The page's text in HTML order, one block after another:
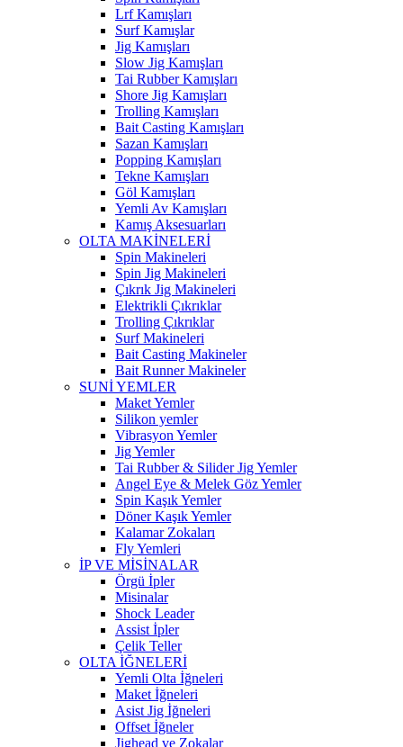
Lrf Kamışları
Surf Kamışlar
Jig Kamışları
Slow Jig Kamışları
Tai Rubber Kamışları
Shore Jig Kamışları
Trolling Kamışları
Bait Casting Kamışları
Sazan Kamışları
Popping Kamışları
Tekne Kamışları
Göl Kamışları
Yemli Av Kamışları
Kamış Aksesuarları
OLTA MAKİNELERİ
Spin Makineleri
Spin Jig Makineleri
Çıkrık Jig Makineleri
Elektrikli Çıkrıklar
Trolling Çıkrıklar
Surf Makineleri
Bait Casting Makineler
Bait Runner Makineler
SUNİ YEMLER
Maket Yemler
Silikon yemler
Vibrasyon Yemler
Jig Yemler
Tai Rubber & Silider Jig Yemler
Angel Eye & Melek Göz Yemler
Spin Kaşık Yemler
Döner Kaşık Yemler
Kalamar Zokaları
Fly Yemleri
İP VE MİSİNALAR
Örgü İpler
Misinalar
Shock Leader
Assist İpler
Çelik Teller
OLTA İĞNELERİ
Yemli Olta İğneleri
Maket İğneleri
Asist Jig İğneleri
Offset İğneler
Jighead ve Zokalar